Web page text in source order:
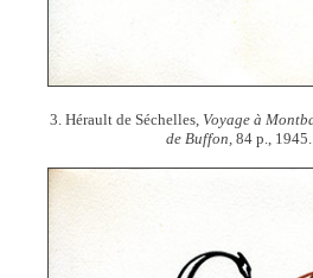
3. Hérault de Séchelles, Voyage à
de Buffon, 84 p., 1945.